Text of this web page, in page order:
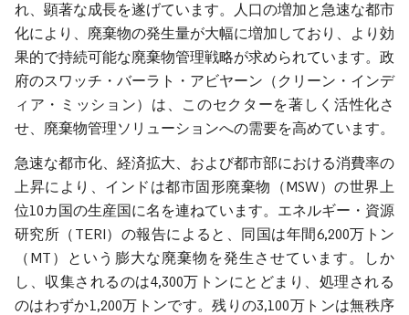
れ、顕著な成長を遂げています。人口の増加と急速な都市
化により、廃棄物の発生量が大幅に増加しており、より効
果的で持続可能な廃棄物管理戦略が求められています。政
府のスワッチ・バーラト・アビヤーン（クリーン・インデ
ィア・ミッション）は、このセクターを著しく活性化さ
せ、廃棄物管理ソリューションへの需要を高めています。
急速な都市化、経済拡大、および都市部における消費率の
上昇により、インドは都市固形廃棄物（MSW）の世界上
位10カ国の生産国に名を連ねています。エネルギー・資源
研究所（TERI）の報告によると、同国は年間6,200万トン
（MT）という膨大な廃棄物を発生させています。しか
し、収集されるのは4,300万トンにとどまり、処理される
のはわずか1,200万トンです。残りの3,100万トンは無秩序